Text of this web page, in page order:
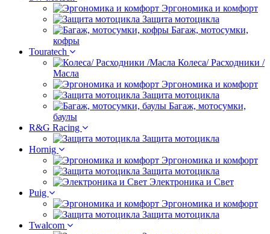
Эргономика и комфорт
Защита мотоцикла
Багаж, мотосумки,
кофры
Touratech
Колеса/ Расходники /
Масла
Эргономика и комфорт
Защита мотоцикла
Багаж, мотосумки,
баулы
R&G Racing
Защита мотоцикла
Hornig
Эргономика и комфорт
Защита мотоцикла
Электроника и Свет
Puig
Эргономика и комфорт
Защита мотоцикла
Twalcom